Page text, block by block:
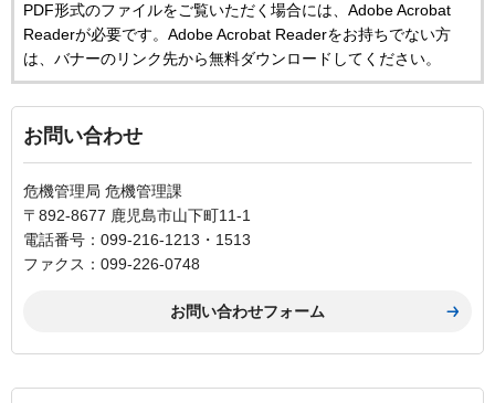
PDF形式のファイルをご覧いただく場合には、Adobe Acrobat
Readerが必要です。Adobe Acrobat Readerをお持ちでない方
は、バナーのリンク先から無料ダウンロードしてください。
お問い合わせ
危機管理局 危機管理課
〒892-8677 鹿児島市山下町11-1
電話番号：099-216-1213・1513
ファクス：099-226-0748